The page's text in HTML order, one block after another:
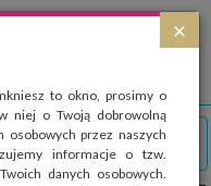
×
to okno, prosimy o
niej o Twoją dobrowolną
osobowych przez naszych
informacje o tzw.
danych osobowych.
do celów statystycznych.
na zapisanie ich w pamięci